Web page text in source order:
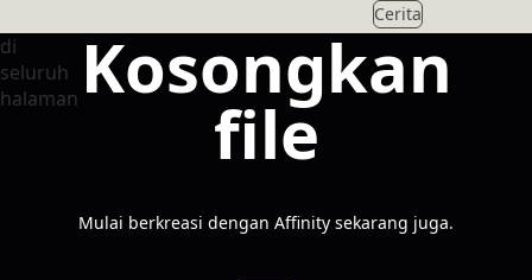
Cerita
Kosongkan
file
Mulai berkreasi dengan Affinity sekarang juga.